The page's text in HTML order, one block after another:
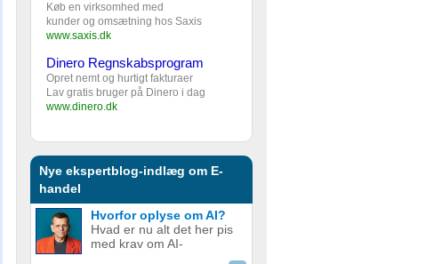
Køb en virksomhed med
kunder og omsætning hos Saxis
www.saxis.dk
Dinero Regnskabsprogram
Opret nemt og hurtigt fakturaer
Lav gratis bruger på Dinero i dag
www.dinero.dk
Nye ekspertblog-indlæg om E-
handel
Hvorfor oplyse om AI?
Hvad er nu alt det her pis
med krav om AI-